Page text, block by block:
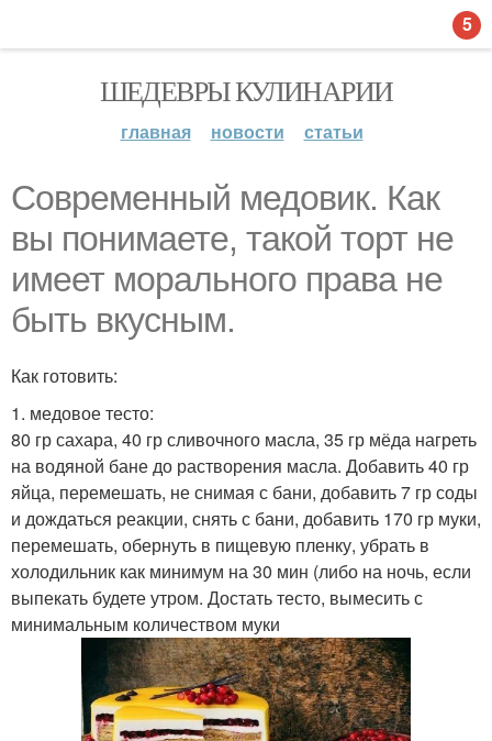
ШЕДЕВРЫ КУЛИНАРИИ
главная новости статьи
Современный медовик. Как
вы понимаете, такой торт не
имеет морального права не
быть вкусным.
Как готовить:
1. медовое тесто:
80 гр сахара, 40 гр сливочного масла, 35 гр мёда нагреть
на водяной бане до растворения масла. Добавить 40 гр
яйца, перемешать, не снимая с бани, добавить 7 гр соды
и дождаться реакции, снять с бани, добавить 170 гр муки,
перемешать, обернуть в пищевую пленку, убрать в
холодильник как минимум на 30 мин (либо на ночь, если
выпекать будете утром. Достать тесто, вымесить с
минимальным количеством муки
5